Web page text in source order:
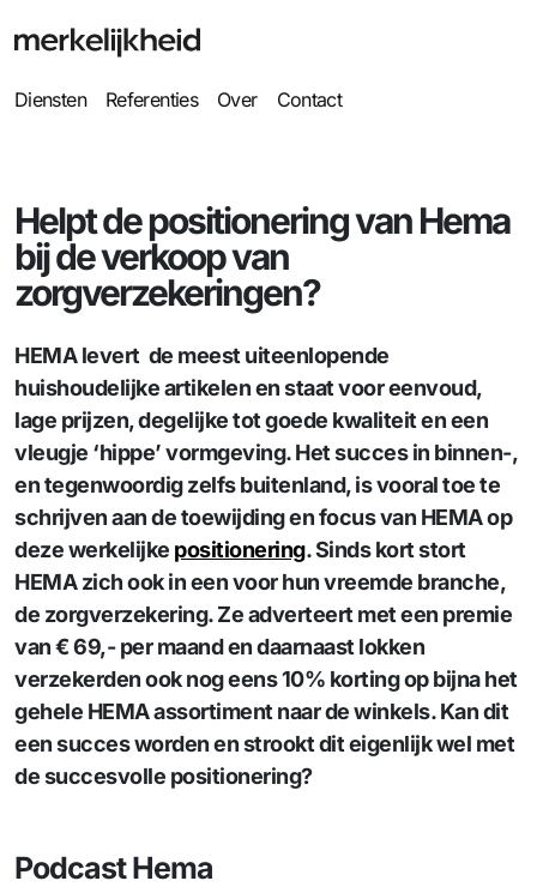
Diensten Referenties Over Contact
Helpt de positionering van Hema
bij de verkoop van
zorgverzekeringen?
HEMA levert de meest uiteenlopende
huishoudelijke artikelen en staat voor eenvoud,
lage prijzen, degelijke tot goede kwaliteit en een
vleugje ‘hippe’ vormgeving. Het succes in binnen-,
en tegenwoordig zelfs buitenland, is vooral toe te
schrijven aan de toewijding en focus van HEMA op
deze werkelijke positionering. Sinds kort stort
HEMA zich ook in een voor hun vreemde branche,
de zorgverzekering. Ze adverteert met een premie
van € 69,- per maand en daarnaast lokken
verzekerden ook nog eens 10% korting op bijna het
gehele HEMA assortiment naar de winkels. Kan dit
een succes worden en strookt dit eigenlijk wel met
de succesvolle positionering?
Podcast Hema